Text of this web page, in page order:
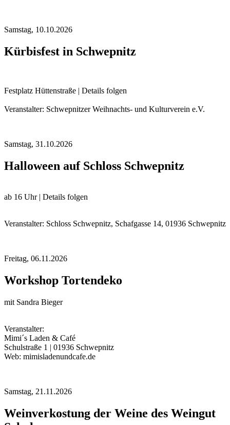
Samstag, 10.10.2026
Kürbisfest in Schwepnitz
Festplatz Hüttenstraße | Details folgen
Veranstalter: Schwepnitzer Weihnachts- und Kulturverein e.V.
Samstag, 31.10.2026
Halloween auf Schloss Schwepnitz
ab 16 Uhr | Details folgen
Veranstalter: Schloss Schwepnitz, Schafgasse 14, 01936 Schwepnitz
Freitag, 06.11.2026
Workshop Tortendeko
mit Sandra Bieger
Veranstalter:
Mimi´s Laden & Café
Schulstraße 1 | 01936 Schwepnitz
Web: mimisladenundcafe.de
Samstag, 21.11.2026
Weinverkostung der Weine des Weingut